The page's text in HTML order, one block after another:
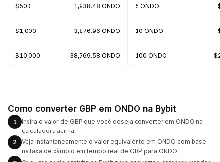
$500 1,938.48 ONDO
$1,000 3,876.96 ONDO
$10,000 38,769.58 ONDO
5 ONDO
10 ONDO
100 ONDO
Como converter GBP em ONDO na Bybit
1
Insira o valor de GBP que você deseja converter em ONDO na
calculadora acima.
2
Veja instantaneamente o valor equivalente em ONDO com base
na taxa de câmbio em tempo real de GBP para ONDO.